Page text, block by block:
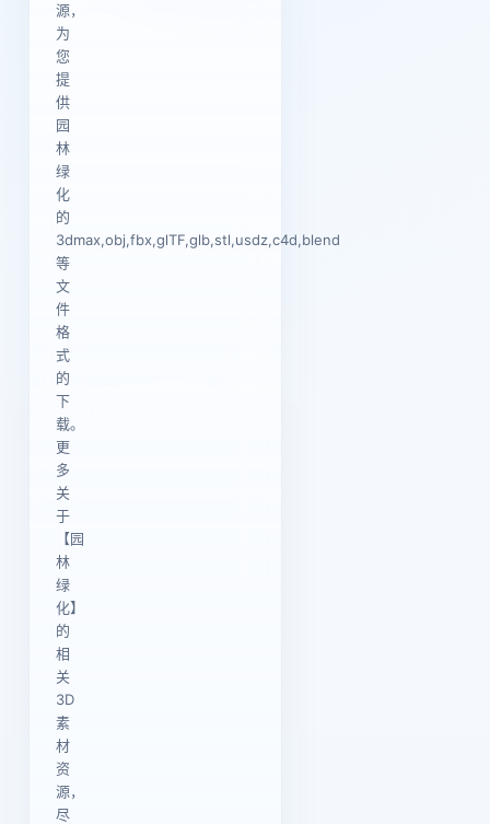
源，
为
您
提
供
园
林
绿
化
的
3dmax,obj,fbx,glTF,glb,stl,usdz,c4d,blend
等
文
件
格
式
的
下
载。
更
多
关
于
【园
林
绿
化】
的
相
关
3D
素
材
资
源，
尽